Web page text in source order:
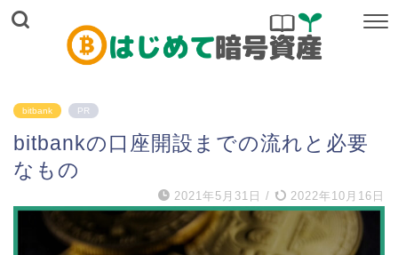
bitbank PR
bitbankの口座開設までの流れと必要
なもの
2021年5月31日 / 2022年10月16日